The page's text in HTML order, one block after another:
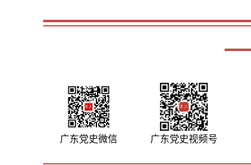
广东党史微信 广东党史视频号